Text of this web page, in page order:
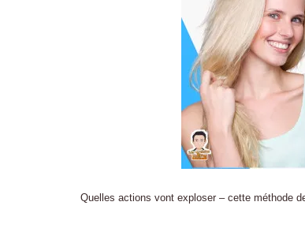
Quelles actions vont exploser – cette méthode